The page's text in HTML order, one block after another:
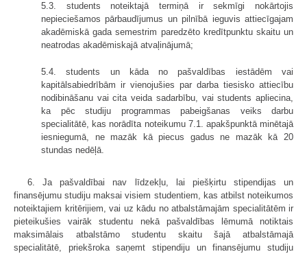
5.3. students noteiktajā termiņā ir sekmīgi nokārtojis
nepieciešamos pārbaudījumus un pilnībā ieguvis attiecīgajam
akadēmiskā gada semestrim paredzēto kredītpunktu skaitu un
neatrodas akadēmiskajā atvaļinājumā;
5.4. students un kāda no pašvaldības iestādēm vai
kapitālsabiedrībām ir vienojušies par darba tiesisko attiecību
nodibināšanu vai cita veida sadarbību, vai students apliecina,
ka pēc studiju programmas pabeigšanas veiks darbu
specialitātē, kas norādīta noteikumu 7.1. apakšpunktā minētajā
iesniegumā, ne mazāk kā piecus gadus ne mazāk kā 20
stundas nedēļā.
6. Ja pašvaldībai nav līdzekļu, lai piešķirtu stipendijas un
finansējumu studiju maksai visiem studentiem, kas atbilst noteikumos
noteiktajiem kritērijiem, vai uz kādu no atbalstāmajām specialitātēm ir
pieteikušies vairāk studentu nekā pašvaldības lēmumā notiktais
maksimālais atbalstāmo studentu skaitu šajā atbalstāmajā
specialitātē, priekšroka saņemt stipendiju un finansējumu studiju